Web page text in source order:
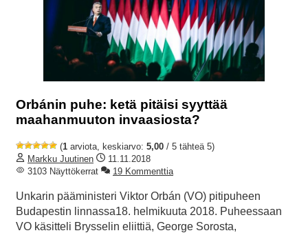
Orbánin puhe: ketä pitäisi syyttää
maahanmuuton invaasiosta?
(1 arviota, keskiarvo: 5,00 / 5 tähteä 5)
Markku Juutinen
11.11.2018
3103 Näyttökerrat
19 Kommenttia
Unkarin pääministeri Viktor Orbán (VO) pitipuheen
Budapestin linnassa18. helmikuuta 2018. Puheessaan
VO käsitteli Brysselin eliittiä, George Sorosta,